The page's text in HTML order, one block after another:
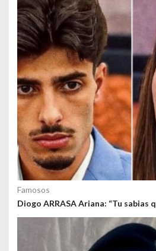
o
s
Famosos
Diogo ARRASA Ariana: “Tu sabias